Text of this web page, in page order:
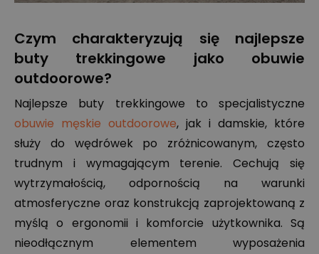
Czym charakteryzują się najlepsze
buty trekkingowe jako obuwie
outdoorowe?
Najlepsze buty trekkingowe to specjalistyczne
obuwie męskie outdoorowe, jak i damskie, które
służy do wędrówek po zróżnicowanym, często
trudnym i wymagającym terenie. Cechują się
wytrzymałością, odpornością na warunki
atmosferyczne oraz konstrukcją zaprojektowaną z
myślą o ergonomii i komforcie użytkownika. Są
nieodłącznym elementem wyposażenia